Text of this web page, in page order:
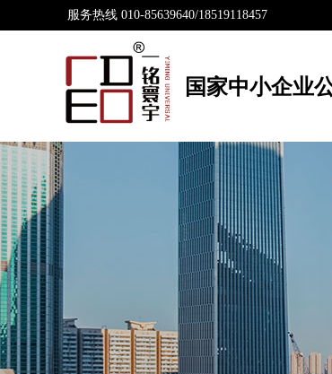
服务热线 010-85639640/18519118457
国家中小企业